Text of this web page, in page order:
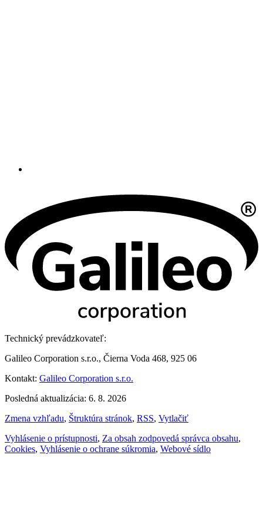
Technický prevádzkovateľ:
Galileo Corporation s.r.o., Čierna Voda 468, 925 06
Kontakt: Galileo Corporation s.r.o.
Posledná aktualizácia: 6. 8. 2026
Zmena vzhľadu, Štruktúra stránok, RSS, Vytlačiť
Vyhlásenie o prístupnosti, Za obsah zodpovedá správca obsahu,
Cookies, Vyhlásenie o ochrane súkromia, Webové sídlo